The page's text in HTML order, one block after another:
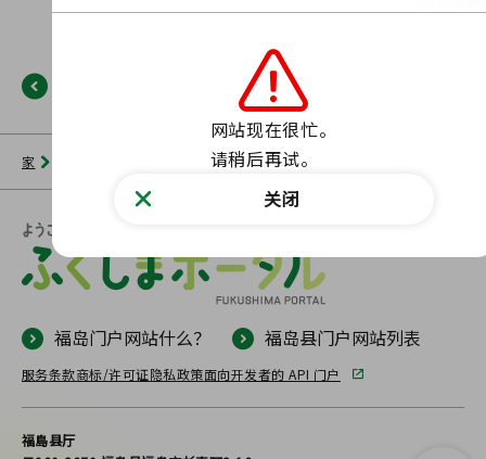
家 福岛门户网站 未找到此类页面。
福岛门户网站什么？ 福岛县门户网站列表
服务条款商标/许可证隐私政策面向开发者的 API 门户
福島县厅
网站现在很忙。
请稍后再试。
关闭